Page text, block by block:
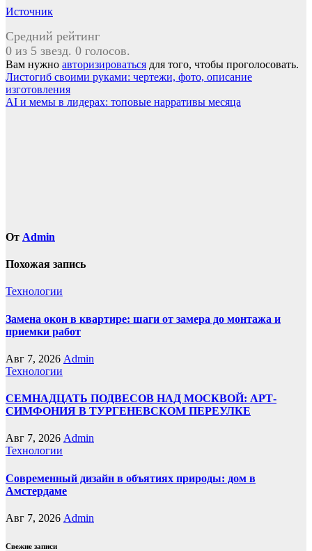
Источник
Средний рейтинг
0 из 5 звезд. 0 голосов.
Вам нужно авторизироваться для того, чтобы проголосовать.
Навигация
по
Листогиб своими руками: чертежи, фото, описание
изготовления
AI и мемы в лидерах: топовые нарративы месяца
От Admin
Похожая запись
Технологии
Замена окон в квартире: шаги от замера до монтажа и
приемки работ
Авг 7, 2026 Admin
Технологии
СЕМНАДЦАТЬ ПОДВЕСОВ НАД МОСКВОЙ: АРТ-
СИМФОНИЯ В ТУРГЕНЕВСКОМ ПЕРЕУЛКЕ
Авг 7, 2026 Admin
Технологии
Современный дизайн в объятиях природы: дом в
Амстердаме
Авг 7, 2026 Admin
Свежие записи